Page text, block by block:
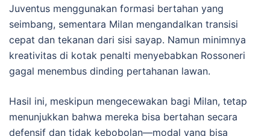
Juventus menggunakan formasi bertahan yang
seimbang, sementara Milan mengandalkan transisi
cepat dan tekanan dari sisi sayap. Namun minimnya
kreativitas di kotak penalti menyebabkan Rossoneri
gagal menembus dinding pertahanan lawan.
Hasil ini, meskipun mengecewakan bagi Milan, tetap
menunjukkan bahwa mereka bisa bertahan secara
defensif dan tidak kebobolan—modal yang bisa